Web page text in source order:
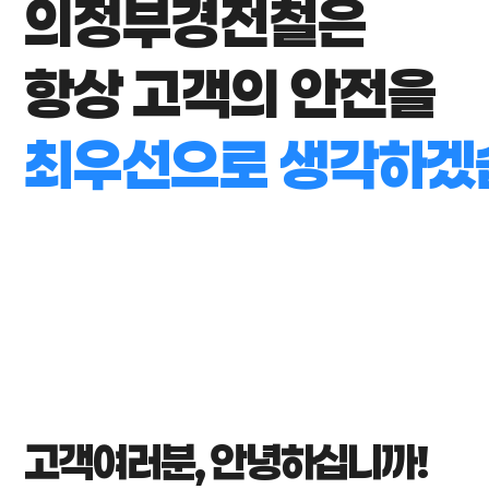
의정부경전철은
항상 고객의 안전을
최우선으로 생각하
고객여러분, 안녕하십니까!